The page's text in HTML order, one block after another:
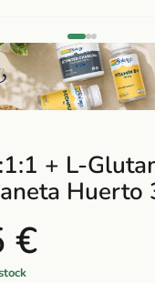
+ L-
Huerto
€